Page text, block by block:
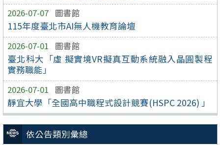
2026-07-07 圖書館
115年度臺北市AI無人機教育論壇
2026-07-01 圖書館
臺北科大「虛 擬實境VR擬真互動系統融入晶圓製程
實務職能」
2026-07-01 圖書館
靜宜大學「全國高中職程式設計競賽(HSPC 2026) 」
依公告類別彙總